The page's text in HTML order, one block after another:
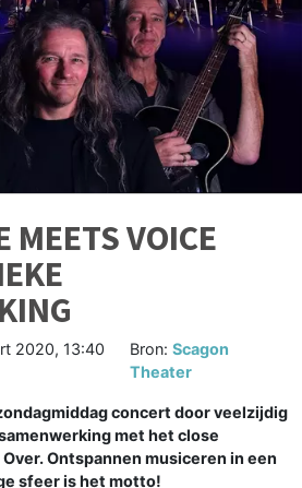
MEETS VOICE
2020, 13:40
Bron:Scagon
Theater
concert door veelzijdig
met het close
Ontspannen musiceren in een
sfeer is het motto!